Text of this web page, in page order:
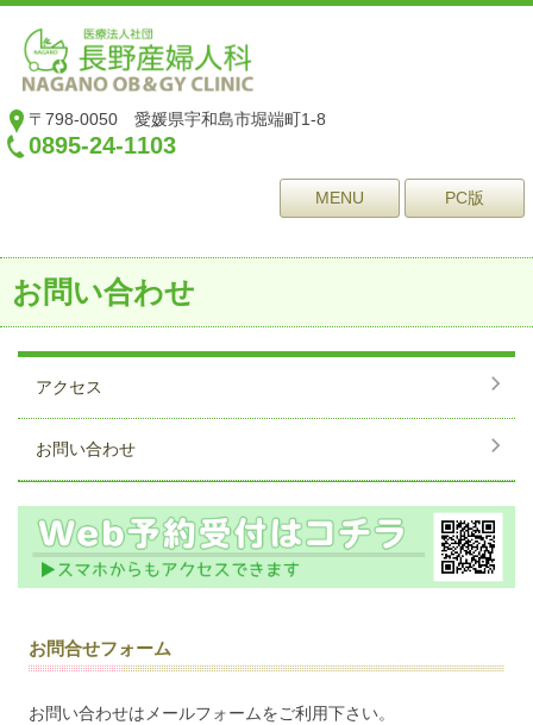
〒798-0050 愛媛県宇和島市堀端町1-8
0895-24-1103
MENU PC版
お問い合わせ
アクセス
お問い合わせ
お問合せフォーム
お問い合わせはメールフォームをご利用下さい。